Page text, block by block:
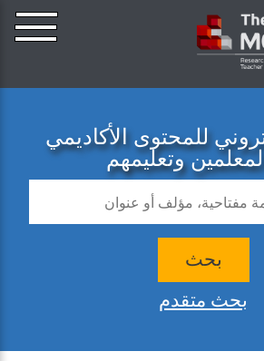
للمحتوى الأكاديمي
وتعليمهم
بحث
بحث متقدم